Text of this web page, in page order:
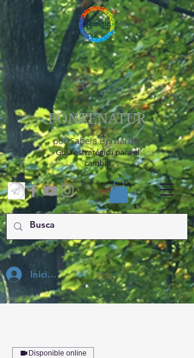
Inicia Sesión
PONTENATUR
por Sabela Bernárdez
Guía estratégica para el
cambio
Disponible online